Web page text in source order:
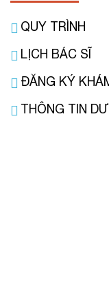
QUY TRÌNH
LỊCH BÁC SĨ
ĐĂNG KÝ
THÔNG TIN